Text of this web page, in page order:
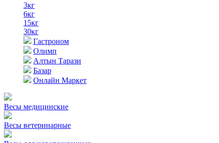
3кг
6кг
15кг
30кг
Гастроном
Олимп
Алтын Тарази
Базар
Онлайн Маркет
Весы медицинские
Весы ветеринарные